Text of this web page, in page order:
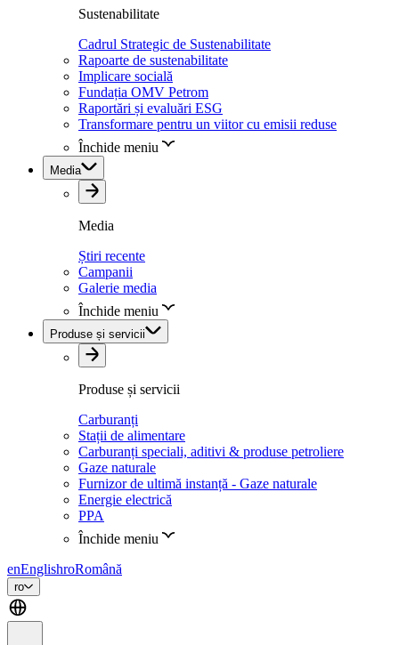
Sustenabilitate
Cadrul Strategic de Sustenabilitate
Rapoarte de sustenabilitate
Implicare socială
Fundația OMV Petrom
Raportări și evaluări ESG
Transformare pentru un viitor cu emisii reduse
Închide meniu
Media
Media
Știri recente
Campanii
Galerie media
Închide meniu
Produse și servicii
Produse și servicii
Carburanți
Stații de alimentare
Carburanți speciali, aditivi & produse petroliere
Gaze naturale
Furnizor de ultimă instanță - Gaze naturale
Energie electrică
PPA
Închide meniu
enEnglishroRomână
ro